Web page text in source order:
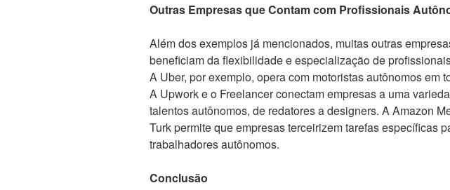
Outras Empresas que Contam com Profissionais
Além dos exemplos já mencionados, muitas outras
beneficiam da flexibilidade e especialização de
A Uber, por exemplo, opera com motoristas autônomos em
A Upwork e o Freelancer conectam empresas a uma
talentos autônomos, de redatores a designers. A Amazon
Turk permite que empresas terceirizem tarefas específicas
trabalhadores autônomos.
Conclusão